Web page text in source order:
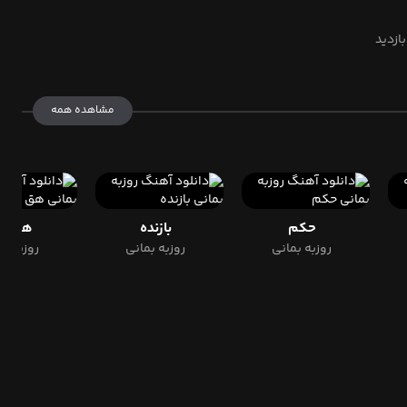
مشاهده همه
حکم
روزبه بمانی
بازنده
روزبه بمانی
هق
روزبه